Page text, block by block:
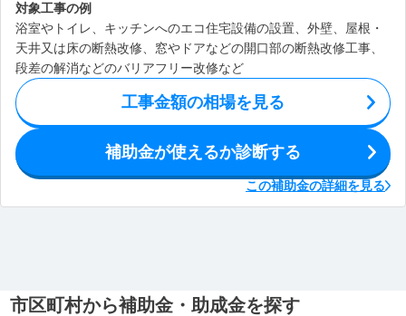
対象工事の例
浴室やトイレ、キッチンへのエコ住宅設備の設置、外壁、屋根・
天井又は床の断熱改修、窓やドアなどの開口部の断熱改修工事、
段差の解消などのバリアフリー改修など
工事金額の相場を見る
補助金が使えるか診断する
この補助金の詳細を見る
市区町村から補助金・助成金を探す